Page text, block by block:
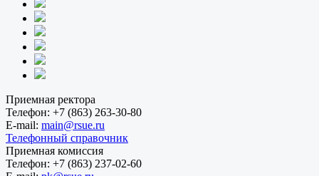
Приемная ректора
Телефон: +7 (863) 263-30-80
E-mail: main@rsue.ru
Телефонный справочник
Приемная комиссия
Телефон: +7 (863) 237-02-60